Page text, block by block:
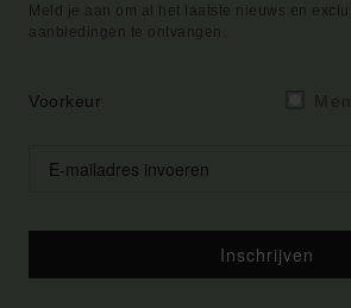
Meld je aan om al het laatste nieuws en
aanbiedingen te ontvangen.
Voorkeur
Inschrijven